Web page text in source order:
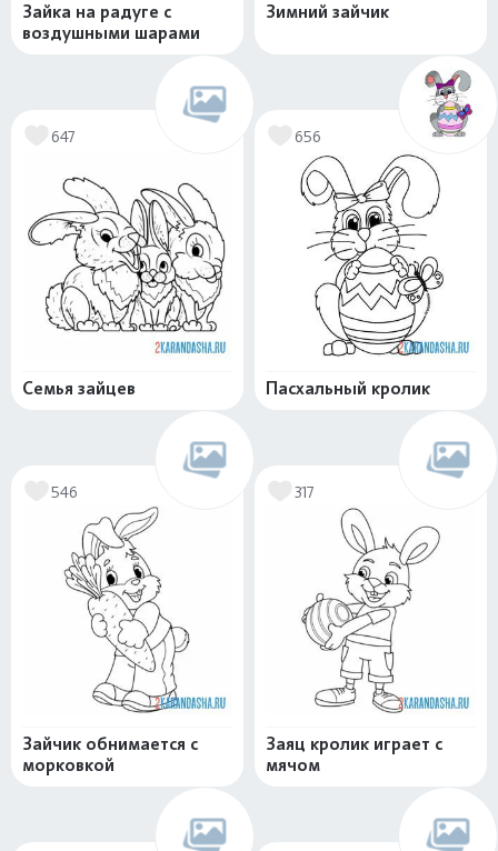
Зайка на радуге с
воздушными шарами
Зимний зайчик
647
Семья зайцев
656
Пасхальный кролик
546
Зайчик обнимается с
морковкой
317
Заяц кролик играет с
мячом